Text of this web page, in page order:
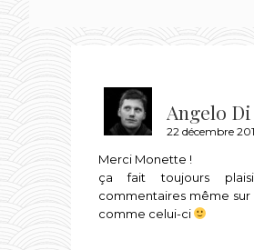
Angelo
22 décembre
Merci Monette !
ça fait toujours
commentaires même
comme celui-ci